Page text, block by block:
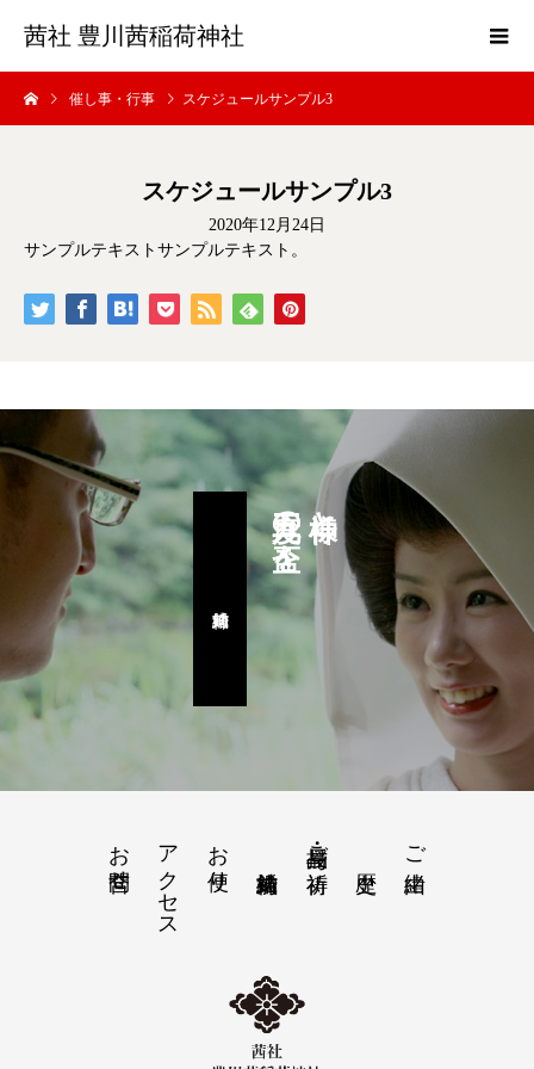
茜社 豊川茜稲荷神社
催し事・行事 スケジュールサンプル3
スケジュールサンプル3
2020年12月24日
サンプルテキストサンプルテキスト。
神様と
三三九度の盃を
ご由緒
授与品・ご祈祷
お便り
アクセス
お問合せ